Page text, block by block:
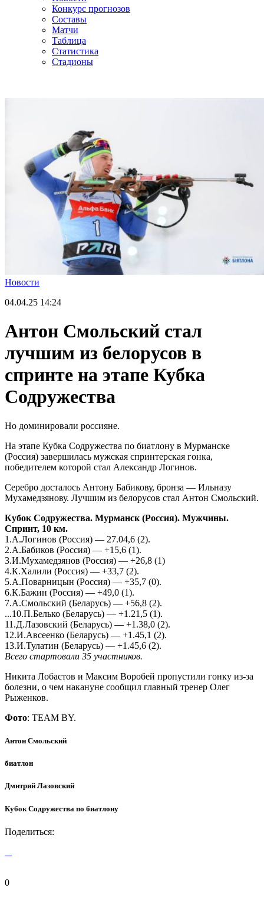
Конкурс прогнозов
Составы
Матчи
Таблица
Статистика
Стадионы
Новости
04.04.25 14:24
Антон Смольский стал
лучшим из белорусов в
спринте на этапе Кубка
Содружества
Но доминировали россияне.
На этапе Кубка Содружества по биатлону в Мурманске
(Россия) завершилась мужская спринтерская гонка,
победителем которой стал Александр Логинов.
Серебро досталось Антону Бабикову, бронза — Ильназу
Мухамедзянову. Лучшим из белорусов стал Антон Смольский.
Кубок Содружества. Мурманск (Россия). Мужчины.
Спринт, 10 км.
1.А.Логинов (Россия) — 27.04,6 (2).
2.А.Бабиков (Россия) — +15,6 (1).
3.И.Мухамедзянов (Россия) — +26,8 (1)
4.К.Халили (Россия) — +33,7 (2).
5.А.Поварницын (Россия) — +35,7 (0).
6.К.Бажин (Россия) — +49,0 (1).
7.А.Смольский (Беларусь) — +56,8 (2).
...10.П.Белько (Беларусь) — +1.21,5 (1).
11.Д.Лазовский (Беларусь) — +1.38,0 (2).
12.И.Авсеенко (Беларусь) — +1.45,1 (2).
13.И.Тулатин (Беларусь) — +1.45,6 (2).
Всего стартовали 35 участников.
Никита Лобастов и Максим Воробей пропустили гонку из-за
болезни, о чем накануне сообщил главный тренер Олег
Рыженков.
Фото: TEAM BY.
Антон Смольский
биатлон
Дмитрий Лазовский
Кубок Содружества по биатлону
Поделиться:
0